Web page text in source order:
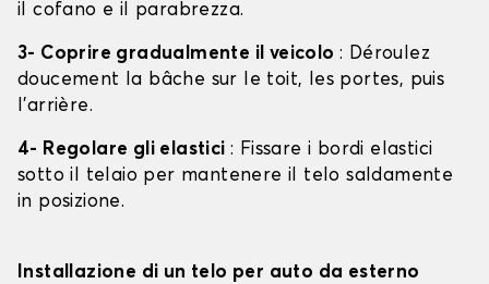
il cofano e il parabrezza.
3- Coprire gradualmente il veicolo : Déroulez
doucement la bâche sur le toit, les portes, puis
l'arrière.
4- Regolare gli elastici : Fissare i bordi elastici
sotto il telaio per mantenere il telo saldamente
in posizione.
Installazione di un telo per auto da esterno